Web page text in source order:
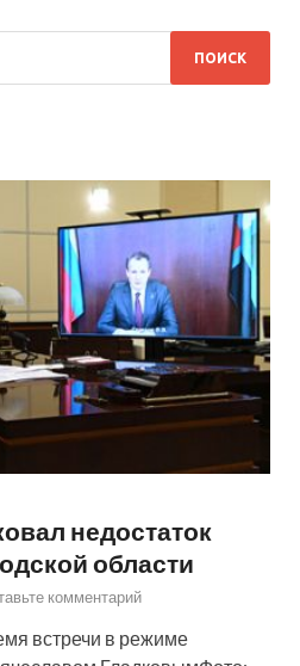
недостаток
области
комментарий
встречи в режиме